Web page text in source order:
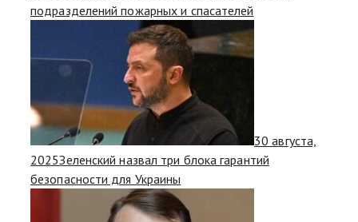
подразделений пожарных и спасателей
30 августа,
2025Зеленский назвал три блока гарантий
безопасности для Украины